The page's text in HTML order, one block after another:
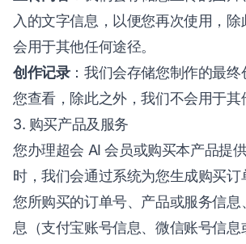
入的文字信息，以便您再次使用，
会用于其他任何途径。
创作记录：我们会存储您制作的最终
您查看，除此之外，我们不会用于其
3. 购买产品及服务
您办理超会 AI 会员或购买本产品提
时，我们会通过系统为您生成购买订
您所购买的订单号、产品或服务信息
息（支付宝账号信息、微信账号信